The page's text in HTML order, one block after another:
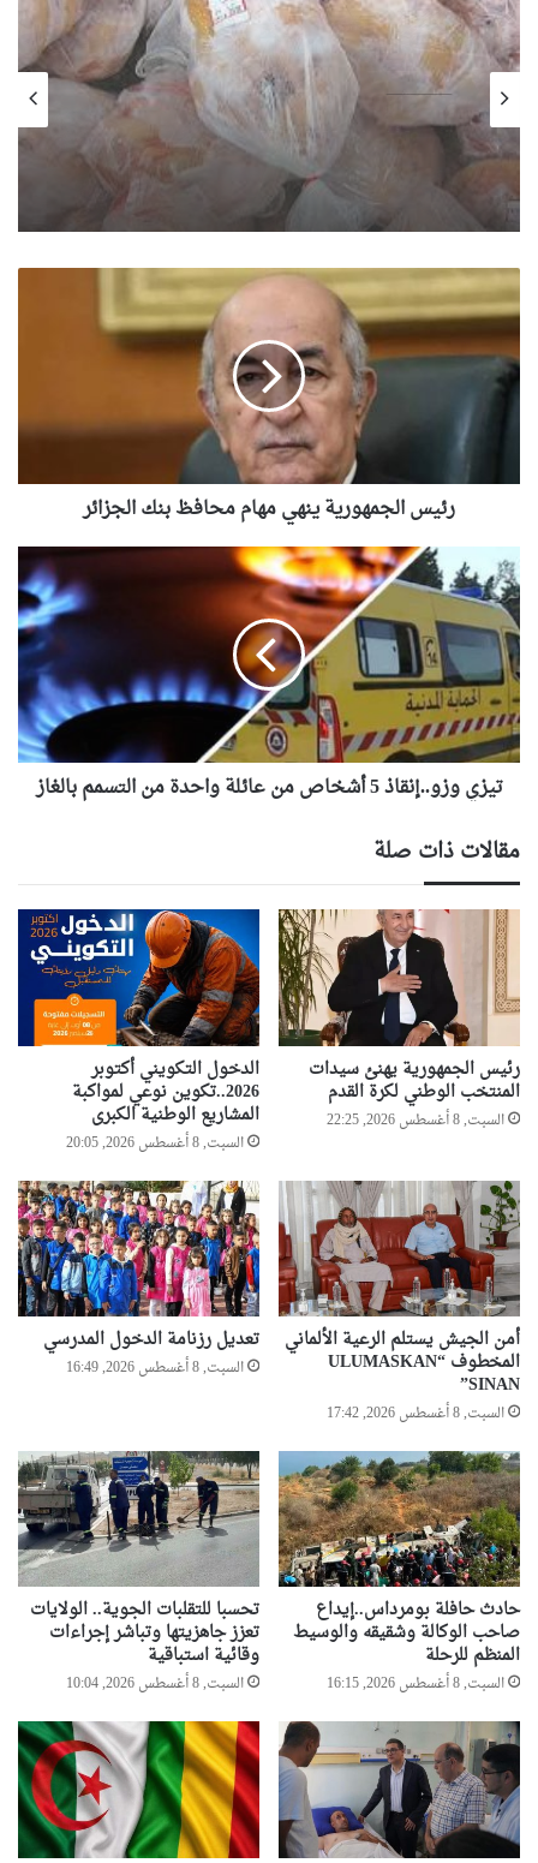
الحدث
الأحد, 9 أغسطس 2026, 19:09
مجمع “أغرولوغ” يطرح غدا الدجاج المجمد
بـ350 دج للكلغ تحسبا للمولد النبوي الشريف
رئيس
الجمهورية
مهام
محافظ
رئيس الجمهورية ينهي مهام محافظ بنك الجزائر
تيزي
وزو..إنقاذ
5
أشخاص
من
عائلة
واحدة
من
التسمم
بالغاز
تيزي وزو..إنقاذ 5 أشخاص من عائلة واحدة من التسمم بالغاز
مقالات ذات صلة
رئيس الجمهورية يهنئ سيدات
المنتخب الوطني لكرة القدم
السبت, 8 أغسطس 2026, 22:25
الدخول التكويني أكتوبر
2026..تكوين نوعي لمواكبة
المشاريع الوطنية الكبرى
السبت, 8 أغسطس 2026, 20:05
أمن الجيش يستلم الرعية الألماني
المخطوف “ULUMASKAN
SINAN”
السبت, 8 أغسطس 2026, 17:42
تعديل رزنامة الدخول المدرسي
السبت, 8 أغسطس 2026, 16:49
حادث حافلة بومرداس..إيداع
صاحب الوكالة وشقيقه والوسيط
المنظم للرحلة
السبت, 8 أغسطس 2026, 16:15
تحسبا للتقلبات الجوية.. الولايات
تعزز جاهزيتها وتباشر إجراءات
وقائية استباقية
السبت, 8 أغسطس 2026, 10:04